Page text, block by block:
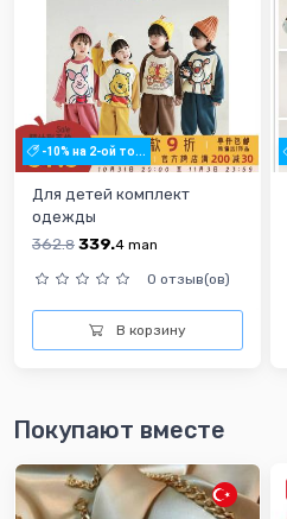
-10% на 2-ой то...
Для детей комплект
одежды
362.8 339.4 man
0 отзыв(ов)
В корзину
Покупают вместе